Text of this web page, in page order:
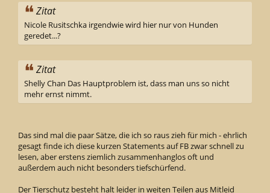
Zitat
Nicole Rusitschka irgendwie wird hier nur von Hunden
geredet...?
Zitat
Shelly Chan Das Hauptproblem ist, dass man uns so nicht
mehr ernst nimmt.
Das sind mal die paar Sätze, die ich so raus zieh für mich - ehrlich
gesagt finde ich diese kurzen Statements auf FB zwar schnell zu
lesen, aber erstens ziemlich zusammenhanglos oft und
außerdem auch nicht besonders tiefschürfend.
Der Tierschutz besteht halt leider in weiten Teilen aus Mitleid